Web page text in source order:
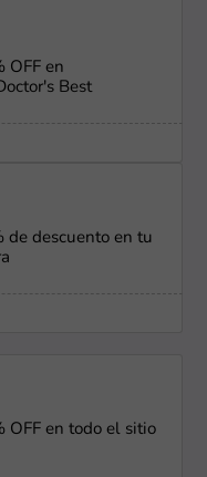
OFF en
Best
de descuento en tu
OFF en todo el sitio